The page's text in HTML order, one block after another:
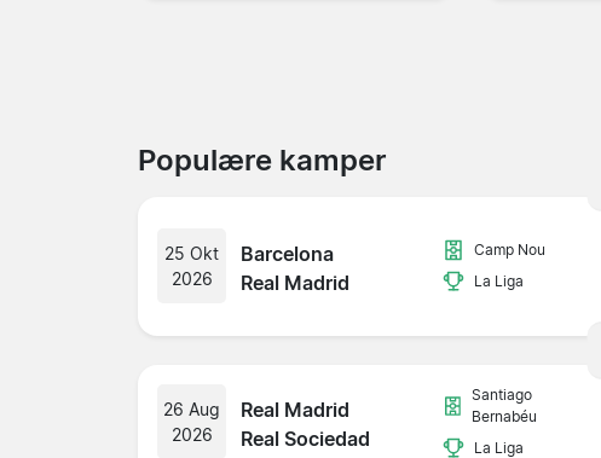
Populære kamper
25 Okt
2026
Barcelona
Real Madrid
Camp Nou
La Liga
26 Aug
2026
Real Madrid
Real Sociedad
Santiago
Bernabéu
La Liga